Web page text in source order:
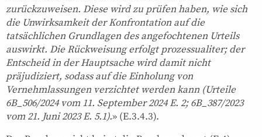
zurückzuweisen. Diese wird zu prüfen haben, wie sich
die Unwirksamkeit der Konfrontation auf die
tatsächlichen Grundlagen des angefochtenen Urteils
auswirkt. Die Rückweisung erfolgt prozessualiter; der
Entscheid in der Hauptsache wird damit nicht
präjudiziert, sodass auf die Einholung von
Vernehmlassungen verzichtet werden kann (Urteile
6B_506/2024 vom 11. September 2024 E. 2; 6B_387/2023
vom 21. Juni 2023 E. 5.1).» (E.3.4.3).